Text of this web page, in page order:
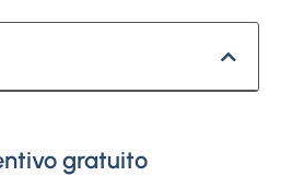
gratuito